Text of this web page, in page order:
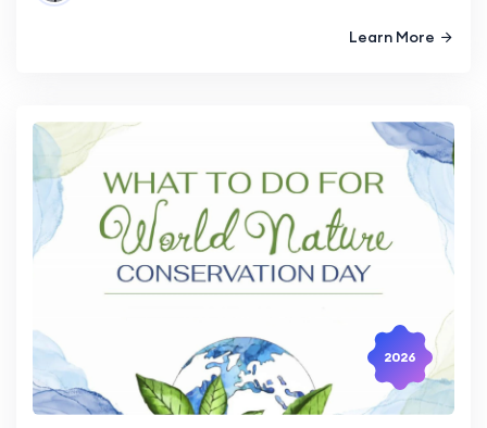
Learn More
2026